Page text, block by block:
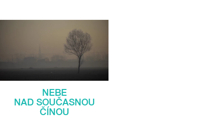
NEBE
NAD SOUČASNOU
ČÍNOU